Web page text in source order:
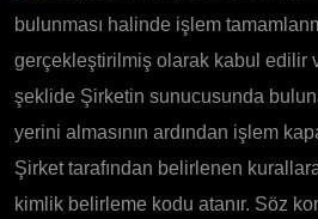
bulunması halinde işlem
gerçekleştirilmiş olarak kabul edilir
şeklide Şirketin sunucusunda
yerini almasının ardından işlem
Şirket tarafından belirlenen
kimlik belirleme kodu atanır. Söz